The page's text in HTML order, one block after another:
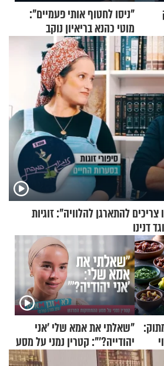
"ניסו לחטוף אותי פעמיים":
מוטי כהנא בריאיון נוקב
להתארגן להלוויה": זוגיות
דנינו
"שאלתי את אמא שלי 'אני
יהודייה?'": קטרין נמני על מסע
ההתחזקות המרגש